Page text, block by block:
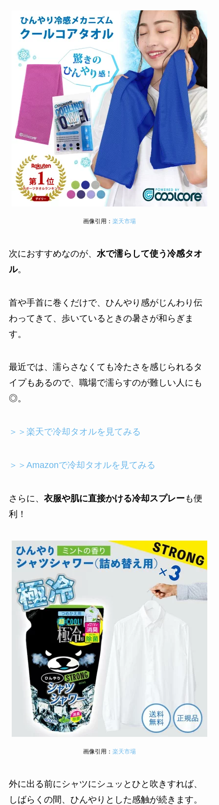
画像引用： 楽天市場
次におすすめなのが、 水で濡らして使う冷感タオ
ル。
首や手首に巻くだけで、ひんやり感がじんわり伝
わってきて、歩いているときの暑さが和らぎま
す。
最近では、濡らさなくても冷たさを感じられるタ
イプもあるので、職場で濡らすのが難しい人にも
◎。
＞＞楽天で冷却タオルを見てみる
＞＞Amazonで冷却タオルを見てみる
さらに、 衣服や肌に直接かける冷却スプレーも便
利！
画像引用： 楽天市場
外に出る前にシャツにシュッとひと吹きすれば、
しばらくの間、ひんやりとした感触が続きます。